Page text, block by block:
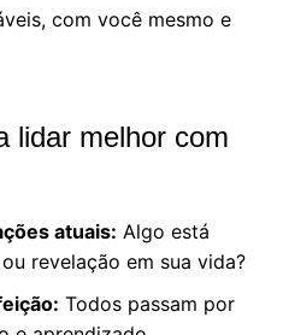
com você mesmo e
lidar melhor com
atuais: Algo está
revelação em sua vida?
Todos passam por